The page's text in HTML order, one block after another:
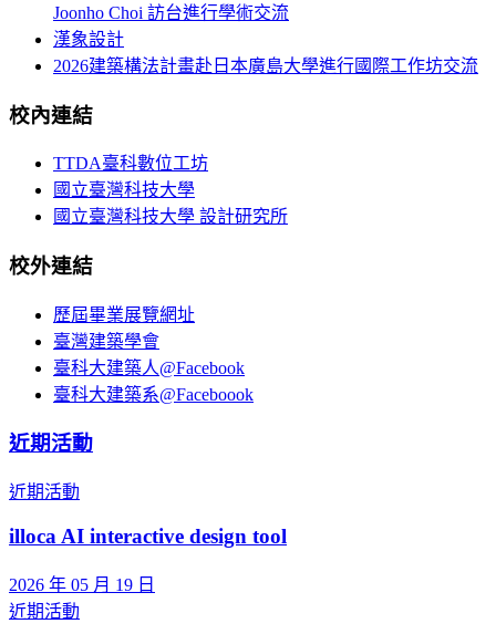
Joonho Choi 訪台進行學術交流
漢象設計
2026建築構法計畫赴日本廣島大學進行國際工作坊交流
校內連結
TTDA臺科數位工坊
國立臺灣科技大學
國立臺灣科技大學 設計研究所
校外連結
歷屆畢業展覽網址
臺灣建築學會
臺科大建築人@Facebook
臺科大建築系@Faceboook
近期活動
近期活動
illoca AI interactive design tool
2026 年 05 月 19 日
近期活動